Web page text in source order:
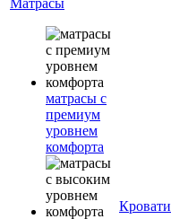
Матрасы
матрасы с
премиум
уровнем
комфорта
Кровати